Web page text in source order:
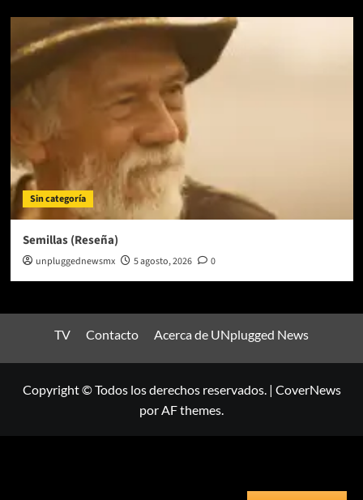
Sin categoría
Semillas (Reseña)
unpluggednewsmx 5 agosto, 2026 0
TV Contacto Acerca de UNplugged News
Copyright © Todos los derechos reservados. | CoverNews
por AF themes.